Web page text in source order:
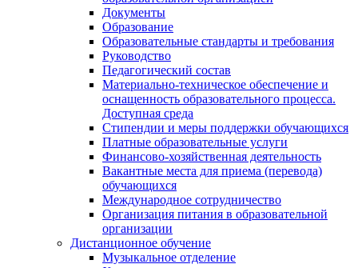
Документы
Образование
Образовательные стандарты и требования
Руководство
Педагогический состав
Материально-техническое обеспечение и
оснащенность образовательного процесса.
Доступная среда
Стипендии и меры поддержки обучающихся
Платные образовательные услуги
Финансово-хозяйственная деятельность
Вакантные места для приема (перевода)
обучающихся
Международное сотрудничество
Организация питания в образовательной
организации
Дистанционное обучение
Музыкальное отделение